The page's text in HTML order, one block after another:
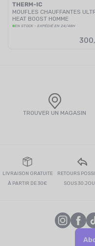
THERM-IC
MOUFLES CHAUFFANTES
HEAT BOOST HOMME
EN STOCK - EXPÉDIÉ EN 24/48H
TROUVER UN MAGASIN
LIVRAISON GRATUITE
À PARTIR DE 30€
RETOURS
SOUS 30